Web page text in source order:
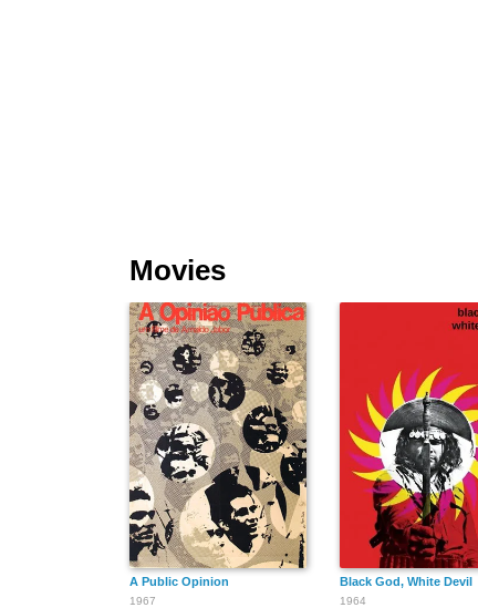
Movies
A Public Opinion
1967
Black God, White Devil
1964